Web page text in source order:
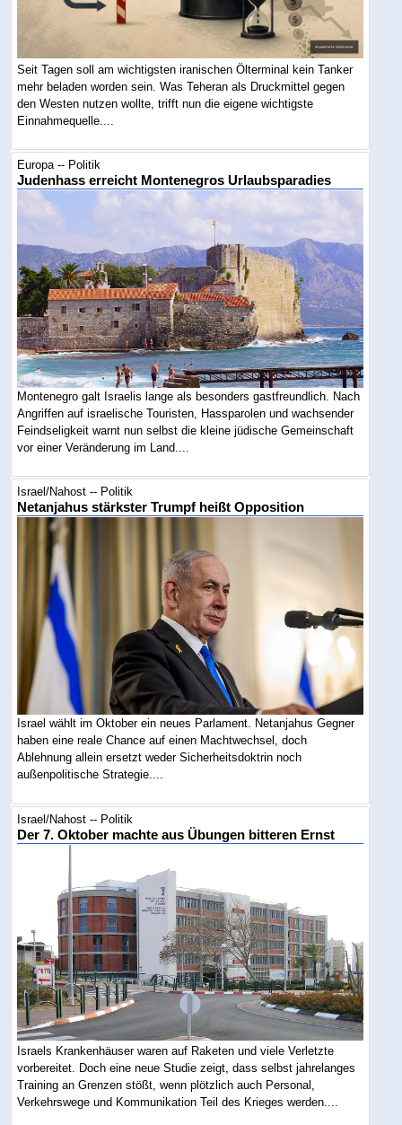
Seit Tagen soll am wichtigsten iranischen Ölterminal kein Tanker
mehr beladen worden sein. Was Teheran als Druckmittel gegen
den Westen nutzen wollte, trifft nun die eigene wichtigste
Einnahmequelle....
Europa -- Politik
Judenhass erreicht Montenegros Urlaubsparadies
Montenegro galt Israelis lange als besonders gastfreundlich. Nach
Angriffen auf israelische Touristen, Hassparolen und wachsender
Feindseligkeit warnt nun selbst die kleine jüdische Gemeinschaft
vor einer Veränderung im Land....
Israel/Nahost -- Politik
Netanjahus stärkster Trumpf heißt Opposition
Israel wählt im Oktober ein neues Parlament. Netanjahus Gegner
haben eine reale Chance auf einen Machtwechsel, doch
Ablehnung allein ersetzt weder Sicherheitsdoktrin noch
außenpolitische Strategie....
Israel/Nahost -- Politik
Der 7. Oktober machte aus Übungen bitteren Ernst
Israels Krankenhäuser waren auf Raketen und viele Verletzte
vorbereitet. Doch eine neue Studie zeigt, dass selbst jahrelanges
Training an Grenzen stößt, wenn plötzlich auch Personal,
Verkehrswege und Kommunikation Teil des Krieges werden....